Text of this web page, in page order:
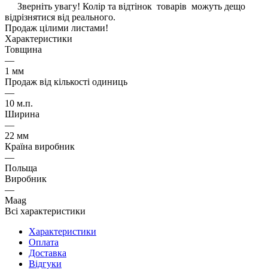
Зверніть увагу! Колір та відтінок товарів можуть дещо
відрізнятися від реального.
Продаж цілими листами!
Характеристики
Товщина
—
1 мм
Продаж від кількості одиниць
—
10 м.п.
Ширина
—
22 мм
Країна виробник
—
Польща
Виробник
—
Maag
Всі характеристики
Характеристики
Оплата
Доставка
Відгуки